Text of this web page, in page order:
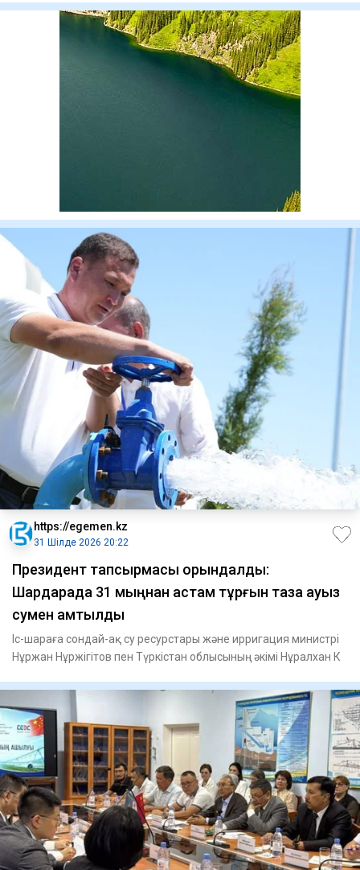
https://egemen.kz
31 Шілде 2026 20:22
Президент тапсырмасы орындалды:
Шардарада 31 мыңнан астам тұрғын таза ауыз
сумен қамтылды
Іс-шараға сондай-ақ су ресурстары және ирригация министрі
Нұржан Нұржігітов пен Түркістан облысының әкімі Нұралхан К